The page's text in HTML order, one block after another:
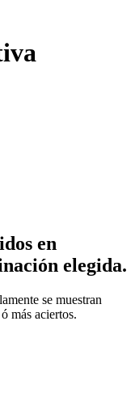
en
elegida.
se muestran
ó más aciertos.